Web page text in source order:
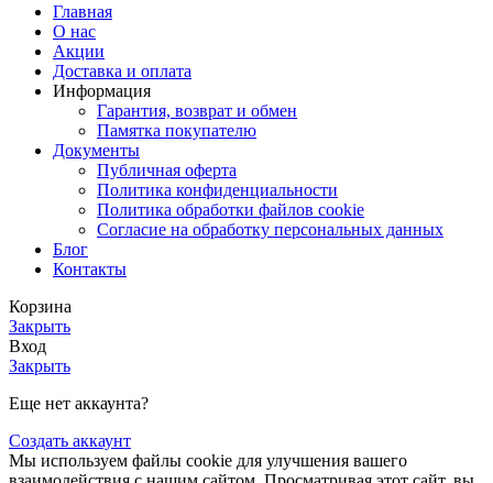
Главная
О нас
Акции
Доставка и оплата
Информация
Гарантия, возврат и обмен
Памятка покупателю
Документы
Публичная оферта
Политика конфиденциальности
Политика обработки файлов cookie
Согласие на обработку персональных данных
Блог
Контакты
Корзина
Закрыть
Вход
Закрыть
Еще нет аккаунта?
Создать аккаунт
Мы используем файлы cookie для улучшения вашего